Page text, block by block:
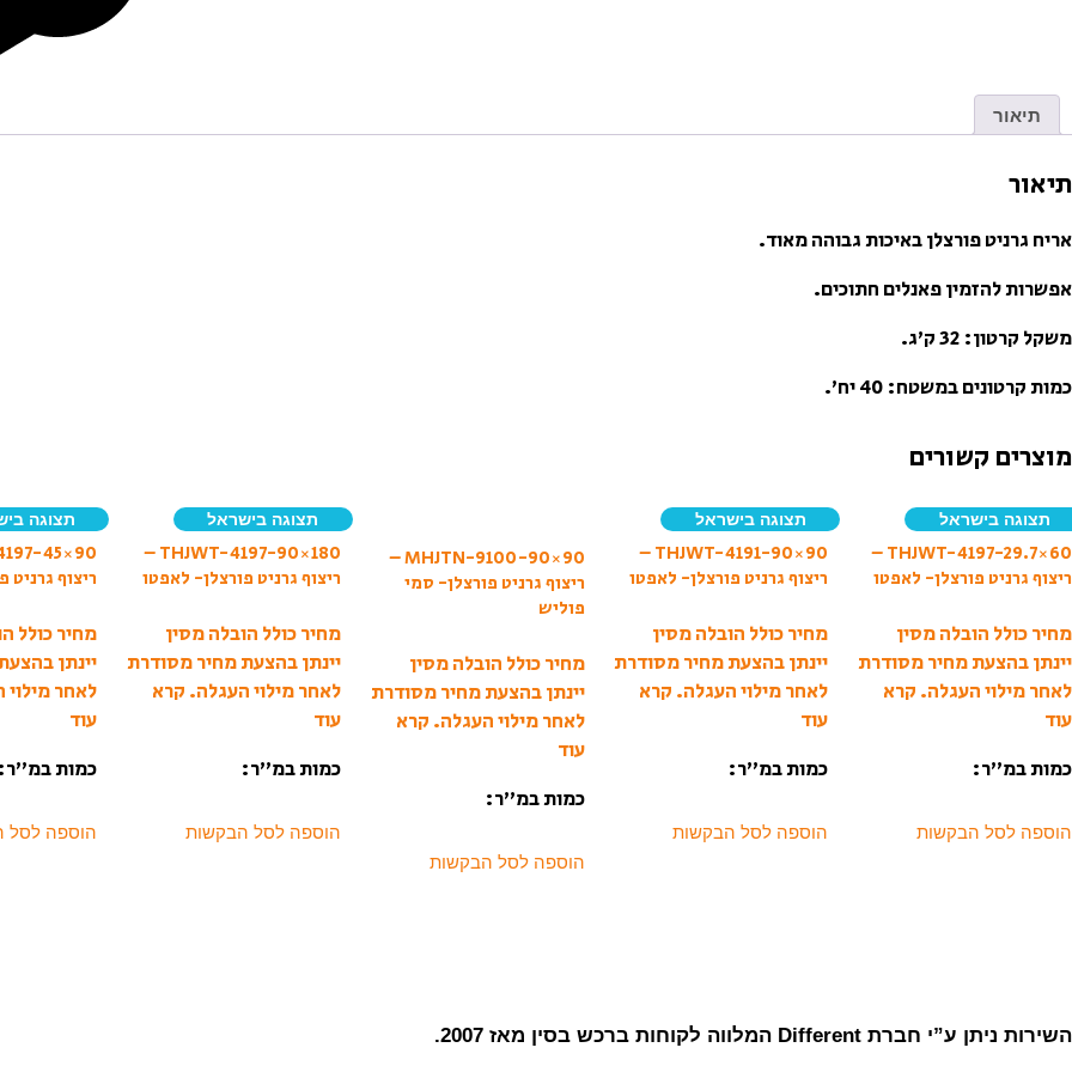
תיאור
תיאור
אריח גרניט פורצלן באיכות גבוהה מאוד.
אפשרות להזמין פאנלים חתוכים.
משקל קרטון: 32 ק’ג.
כמות קרטונים במשטח: 40 יח’.
מוצרים קשורים
תצוגה בישראל
THJWT-4197-29.7×60 –
ריצוף גרניט פורצלן- לאפטו
מחיר כולל הובלה מסין
יינתן בהצעת מחיר מסודרת
לאחר מילוי העגלה. קרא
עוד
כמות במ”ר:
הוספה לסל הבקשות
תצוגה בישראל
THJWT-4191-90×90 –
ריצוף גרניט פורצלן- לאפטו
מחיר כולל הובלה מסין
יינתן בהצעת מחיר מסודרת
לאחר מילוי העגלה. קרא
עוד
כמות במ”ר:
הוספה לסל הבקשות
MHJTN-9100-90×90 –
ריצוף גרניט פורצלן- סמי
פוליש
מחיר כולל הובלה מסין
יינתן בהצעת מחיר מסודרת
לאחר מילוי העגלה. קרא
עוד
כמות במ”ר:
הוספה לסל הבקשות
תצוגה בישראל
THJWT-4197-90×180 –
ריצוף גרניט פורצלן- לאפטו
מחיר כולל הובלה מסין
יינתן בהצעת מחיר מסודרת
לאחר מילוי העגלה. קרא
עוד
כמות במ”ר:
הוספה לסל הבקשות
תצוגה
ריצוף
מחיר כולל
יינתן
לאחר
עוד
כמות
הוספה לסל
השירות ניתן ע”י חברת Different המלווה לקוחות ברכש בסין מאז 2007.